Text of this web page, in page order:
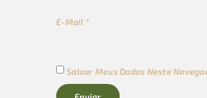
E-Mail *
Salvar Meus Dados Neste